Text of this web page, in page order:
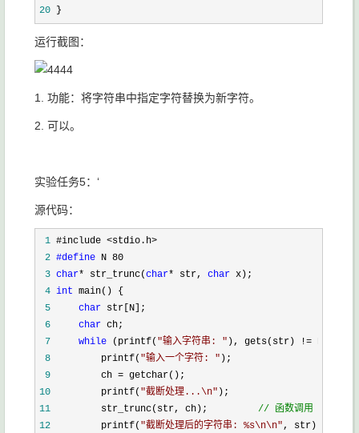
20 }
运行截图：
1. 功能：将字符串中指定字符替换为新字符。
2. 可以。
实验任务5：‘
源代码：
1
2 #define
3 char* str_trunc(char* str, char
4 int
5
char
6
char
7
while (printf( "输入字符串: " ), gets(str) !=
8
         printf(
"输入一个字符: "
9
         ch =
10
         printf(
"截断处理...\n"
11
         str_trunc(str, ch);
// 函数调用
12
         printf(
"截断处理后的字符串: %s\n\n"